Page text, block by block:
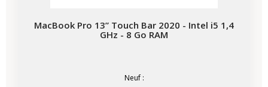
MacBook Pro 13” Touch Bar 2020 - Intel i5 1,4
GHz - 8 Go RAM
Neuf :